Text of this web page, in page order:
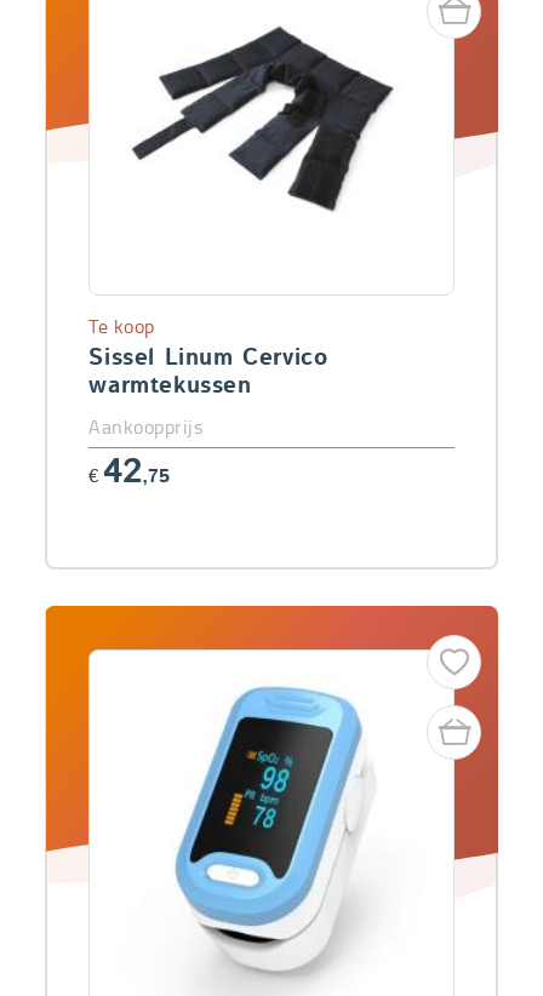
Sissel Linum Cervico
warmtekussen
Te koop
Aankoopprijs
€ 42,75